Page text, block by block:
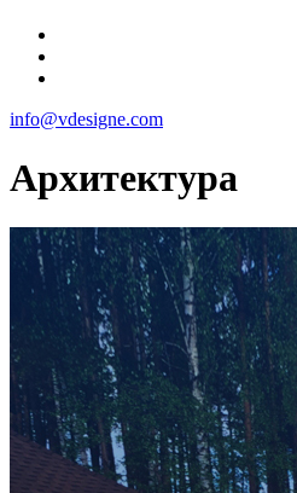
info@vdesigne.com
Архитектура